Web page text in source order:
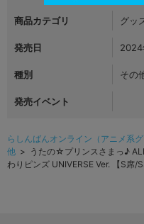
商品カテゴリ グッ
発売日 2024
種別 その
発売イベント
らしんばんオンライン（アニメ系
他 > うたの☆プリンスさまっ♪
わりピンズ UNIVERSE Ver. 【S席/